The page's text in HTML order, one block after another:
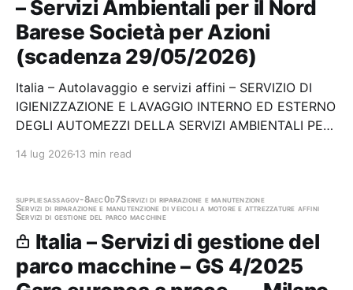
– Servizi Ambientali per il Nord
Barese Società per Azioni
(scadenza 29/05/2026)
Italia – Autolavaggio e servizi affini – SERVIZIO DI
IGIENIZZAZIONE E LAVAGGIO INTERNO ED ESTERNO
DEGLI AUTOMEZZI DELLA SERVIZI AMBIENTALI PER
DUE LOTTI Stazione appaltante: Servizi Ambientali
29/05/2026…
14 lug 2026 13 min read
suppliesassagov-8aec0d7Servizi di riparazione e manutenzione
Servizi di riparazione e manutenzione di veicoli a motore e attrezzature affini
Servizi di gestione del parco macchine
Italia – Servizi di gestione del
parco macchine – GS 4/2025